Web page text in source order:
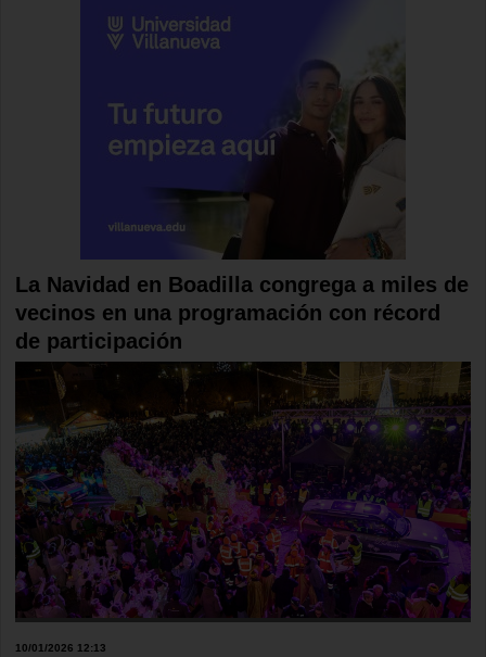
La Navidad en Boadilla congrega a miles de
vecinos en una programación con récord
de participación
10/01/2026 12:13